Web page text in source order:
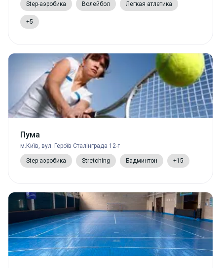
Step-аэробика Волейбол Легкая атлетика
+5
Пума
м.Київ, вул. Героїв Сталінграда 12-г
Step-аэробика Stretching Бадминтон +15